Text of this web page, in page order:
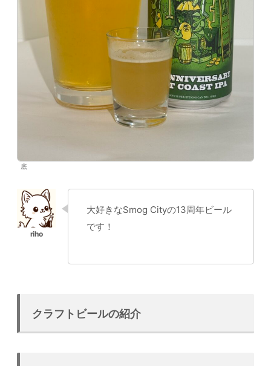
底
大好きなSmog Cityの13周年ビール
です！
クラフトビールの紹介